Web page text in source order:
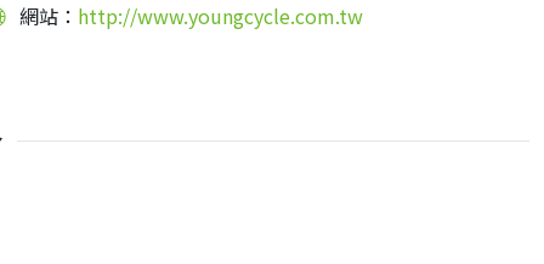
網站： http://www.youngcycle.com.tw